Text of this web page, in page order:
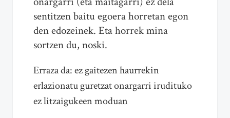
sentitzen baitu egoera horretan egon
den edozeinek. Eta horrek mina
sortzen du, noski.
Erraza da: ez gaitezen haurrekin
erlazionatu guretzat onargarri irudituko
ez litzaigukeen moduan